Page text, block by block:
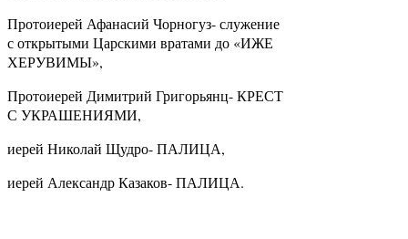
Протоиерей Афанасий Чорногуз- служение
с открытыми Царскими вратами до «ИЖЕ
ХЕРУВИМЫ»,
Протоиерей Димитрий Григорьянц- КРЕСТ
С УКРАШЕНИЯМИ,
иерей Николай Щудро- ПАЛИЦА,
иерей Александр Казаков- ПАЛИЦА.